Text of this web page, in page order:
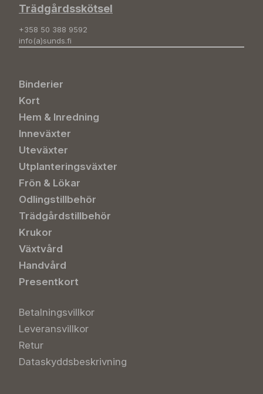
Trädgårdsskötsel
+358 50 388 9592
info(a)sunds.fi
Binderier
Kort
Hem & Inredning
Inneväxter
Uteväxter
Utplanteringsväxter
Frön & Lökar
Odlingstillbehör
Trädgårdstillbehör
Krukor
Växtvård
Handvård
Presentkort
Betalningsvillkor
Leveransvillkor
Retur
Dataskyddsbeskrivning